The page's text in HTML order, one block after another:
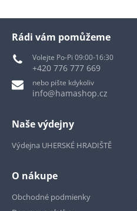
Rádi vám pomůžeme
Volejte Po-Pi 09:00-16:30
+420 776 777 669
nebo pište kdykoliv
info@hamashop.cz
Naše výdejny
Výdejna UHERSKÉ HRADIŠTĚ
O nákupe
Obchodné podmienky